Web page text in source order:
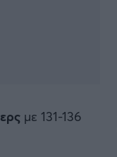
με 131-136